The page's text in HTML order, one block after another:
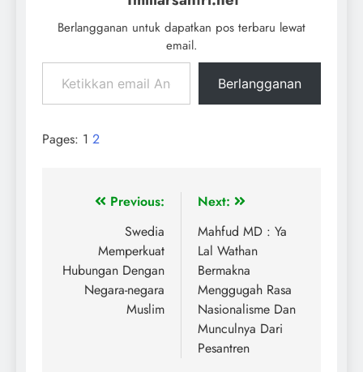
Berlangganan untuk dapatkan pos terbaru lewat
email.
Berlangganan
Pages: 1 2
Previous:
Swedia
Memperkuat
Hubungan Dengan
Negara-negara
Muslim
Next:
Mahfud MD : Ya
Lal Wathan
Bermakna
Menggugah Rasa
Nasionalisme Dan
Munculnya Dari
Pesantren